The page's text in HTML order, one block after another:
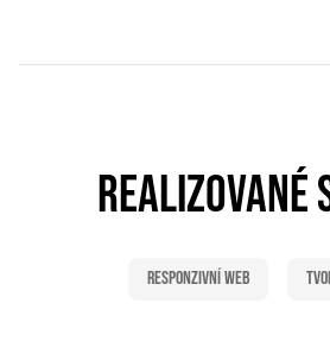
REALIZOVANÉ
Responzivní web